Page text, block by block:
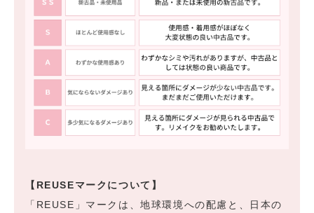
【REUSEマークについて】
「REUSE」マークは、地球環境への配慮と、日本の